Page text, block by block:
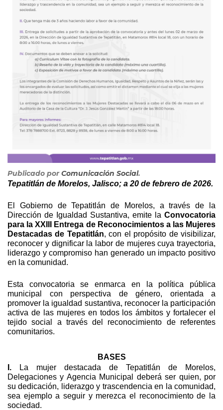
Publicado porComunicación Social.
Tepatitlán de Morelos, Jalisco; a 20 de febrero de 2026.
El Gobierno de Tepatitlán de Morelos, a través de la
Dirección de Igualdad Sustantiva, emite la Convocatoria
para la XXIII Entrega de Reconocimientos a las Mujeres
Destacadas de Tepatitlán, con el propósito de visibilizar,
reconocer y dignificar la labor de mujeres cuya trayectoria,
liderazgo y compromiso han generado un impacto positivo
en la comunidad.
Esta convocatoria se enmarca en la política pública
municipal con perspectiva de género, orientada a
promover la igualdad sustantiva, reconocer la participación
activa de las mujeres en todos los ámbitos y fortalecer el
tejido social a través del reconocimiento de referentes
comunitarios.
BASES
I. La mujer destacada de Tepatitlán de Morelos,
Delegaciones y Agencia Municipal deberá ser quien, por
su dedicación, liderazgo y trascendencia en la comunidad,
sea ejemplo a seguir y merezca el reconocimiento de la
sociedad.